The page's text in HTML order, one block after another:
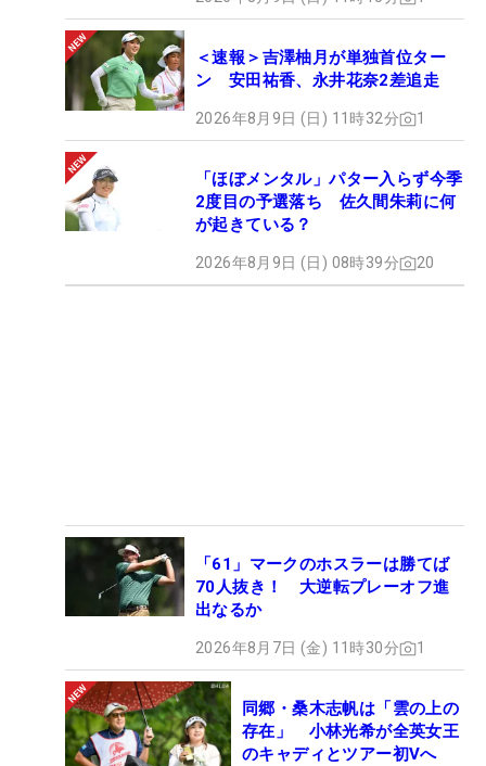
＜速報＞吉澤柚月が単独首位ター
ン 安田祐香、永井花奈2差追走
2026年8月9日 (日) 11時32分 1
「ほぼメンタル」パター入らず今季
2度目の予選落ち 佐久間朱莉に何
が起きている？
2026年8月9日 (日) 08時39分 20
「61」マークのホスラーは勝てば
70人抜き！ 大逆転プレーオフ進
出なるか
2026年8月7日 (金) 11時30分 1
同郷・桑木志帆は「雲の上の
存在」 小林光希が全英女王
のキャディとツアー初Vへ